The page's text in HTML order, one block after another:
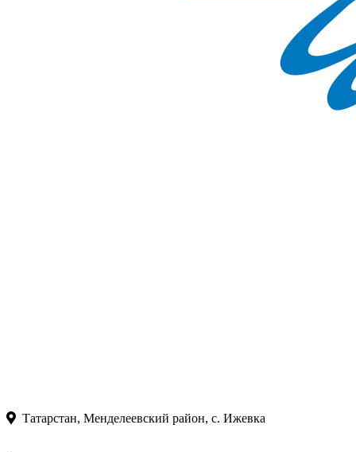
Татарстан, Менделеевский район, с. Ижевка